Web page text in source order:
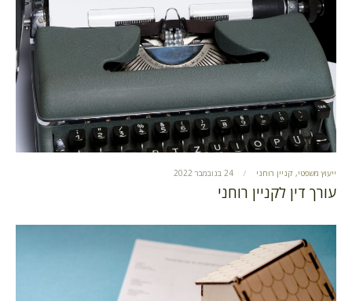
ייעוץ משפטי, קניין רוחני 24 בנובמבר 2022
עורך דין לקניין רוחני